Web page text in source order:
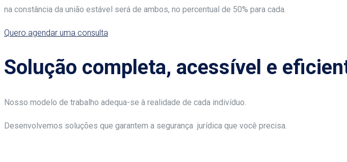
na constância da união estável será de ambos, no percentual de 50% para cada.
Quero agendar uma consulta
Solução completa, acessível e
Nosso modelo de trabalho adequa-se à realidade de cada indivíduo.
Desenvolvemos soluções que garantem a segurança jurídica que você precisa.